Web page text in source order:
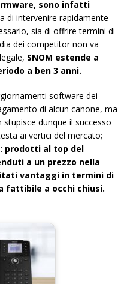
sono infatti
di intervenire rapidamente
sia di offrire termini di
dei competitor non va
SNOM estende a
a ben 3 anni.
software dei
di alcun canone, ma
dunque il successo
ai vertici del mercato;
prodotti al top del
a un prezzo nella
vantaggi in termini di
fattibile a occhi chiusi.